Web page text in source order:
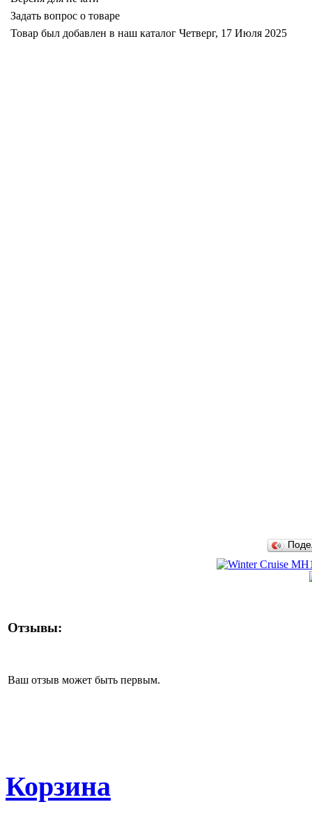
Задать вопрос о товаре
Товар был добавлен в наш каталог Четверг, 17 Июля 2025
Отзывы:
Ваш отзыв может быть первым.
Корзина